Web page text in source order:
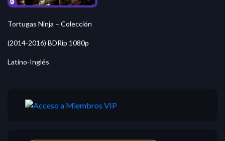
Tortugas Ninja – Colección
(2014-2016) BDRip 1080p
Latino-Inglés